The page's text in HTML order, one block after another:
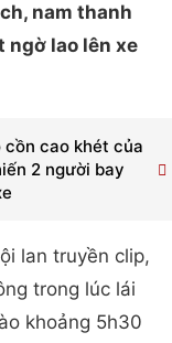
nam thanh
ngờ lao lên xe
cồn cao khét của
2 người bay
lan truyền clip,
trong lúc lái
khoảng 5h30